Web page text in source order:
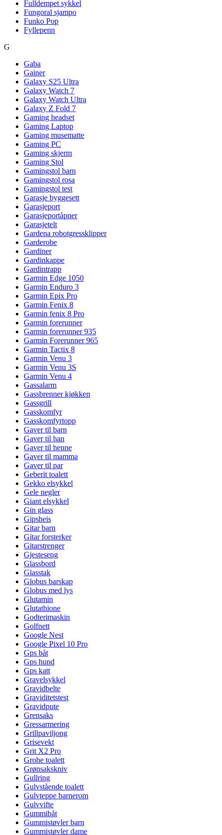
Fulldempet sykkel
Fungoral sjampo
Funko Pop
Fyllepenn
G
Gaba
Gainer
Galaxy S25 Ultra
Galaxy Watch 7
Galaxy Watch Ultra
Galaxy Z Fold 7
Gaming headset
Gaming Laptop
Gaming musematte
Gaming PC
Gaming skjerm
Gaming Stol
Gamingstol barn
Gamingstol rosa
Gamingstol test
Garasje byggesett
Garasjeport
Garasjeportåpner
Garasjetelt
Gardena robotgressklipper
Garderobe
Gardiner
Gardinkappe
Gardintrapp
Garmin Edge 1050
Garmin Enduro 3
Garmin Epix Pro
Garmin Fenix 8
Garmin fenix 8 Pro
Garmin forerunner
Garmin forerunner 935
Garmin Forerunner 965
Garmin Tactix 8
Garmin Venu 3
Garmin Venu 3S
Garmin Venu 4
Gassalarm
Gassbrenner kjøkken
Gassgrill
Gasskomfyr
Gasskomfyrtopp
Gaver til barn
Gaver til han
Gaver til henne
Gaver til mamma
Gaver til par
Geberit toalett
Gekko elsykkel
Gele negler
Giant elsykkel
Gin glass
Gipsheis
Gitar barn
Gitar forsterker
Gitarstrenger
Gjesteseng
Glassbord
Glasstak
Globus barskap
Globus med lys
Glutamin
Glutathione
Godterimaskin
Golfnett
Google Nest
Google Pixel 10 Pro
Gps båt
Gps hund
Gps katt
Gravelsykkel
Gravidbelte
Graviditetstest
Gravidpute
Grensaks
Gressarmering
Grillpaviljong
Grisevekt
Grit X2 Pro
Grohe toalett
Grønsakskniv
Gullring
Gulvstående toalett
Gulvteppe barnerom
Gulvvifte
Gummibåt
Gummistøvler barn
Gummistøvler dame